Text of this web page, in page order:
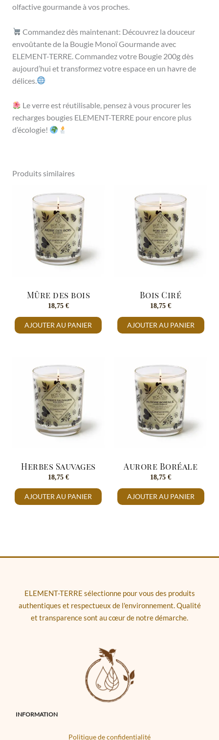
olfactive gourmande à vos proches.
Commandez dès maintenant: Découvrez la douceur
envoûtante de la Bougie Monoï Gourmande avec
ELEMENT-TERRE. Commandez votre Bougie 200g dès
aujourd’hui et transformez votre espace en un havre de
délices.
Le verre est réutilisable, pensez à vous procurer les
recharges bougies ELEMENT-TERRE pour encore plus
d’écologie!
Produits similaires
Mûre des bois
18,75 €
AJOUTER AU PANIER
Bois Ciré
18,75€
AJOUTER AU PANIER
Herbes Sauvages
18,75 €
AJOUTER AU PANIER
Aurore Boréale
18,75€
AJOUTER AU PANIER
ELEMENT-TERRE sélectionne pour vous des produits
authentiques et respectueux de l'environnement. Qualité
et transparence sont au cœur de notre démarche.
INFORMATION
Politique de confidentialité